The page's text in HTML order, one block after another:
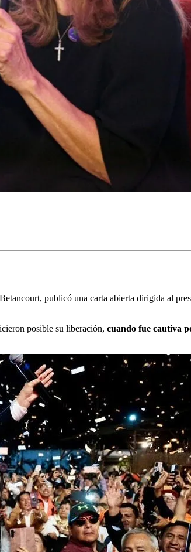
publicó una carta abierta dirigida al
posible su liberación, cuando fue cautiva